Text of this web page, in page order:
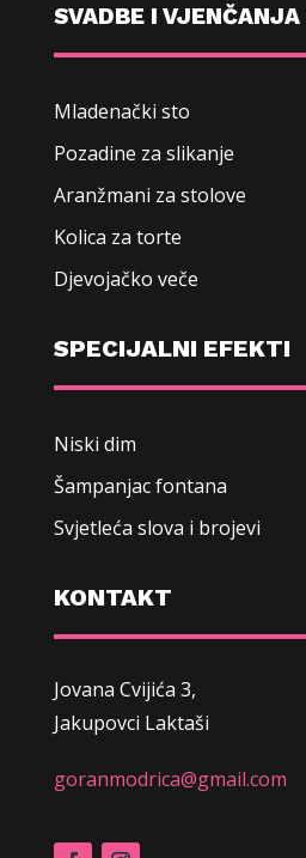
SVADBE I VJENČANJA
Mladenački sto
Pozadine za slikanje
Aranžmani za stolove
Kolica za torte
Djevojačko veče
SPECIJALNI EFEKTI
Niski dim
Šampanjac fontana
Svjetleća slova i brojevi
KONTAKT
Jovana Cvijića 3,
Jakupovci Laktaši
goranmodrica@gmail.com